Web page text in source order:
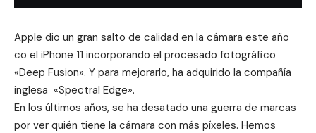
Apple dio un gran salto de calidad en la cámara este año
co el iPhone 11 incorporando el procesado fotográfico
«Deep Fusion». Y para mejorarlo, ha adquirido la compañía
inglesa «Spectral Edge».
En los últimos años, se ha desatado una guerra de marcas
por ver quién tiene la cámara con más píxeles. Hemos